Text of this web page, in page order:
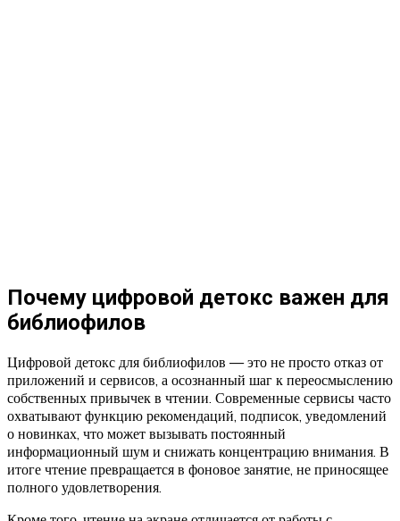
Почему цифровой детокс важен для
библиофилов
Цифровой детокс для библиофилов — это не просто отказ от
приложений и сервисов, а осознанный шаг к переосмыслению
собственных привычек в чтении. Современные сервисы часто
охватывают функцию рекомендаций, подписок, уведомлений
о новинках, что может вызывать постоянный
информационный шум и снижать концентрацию внимания. В
итоге чтение превращается в фоновое занятие, не приносящее
полного удовлетворения.